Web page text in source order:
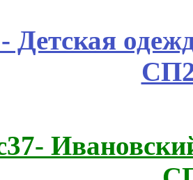
Детская